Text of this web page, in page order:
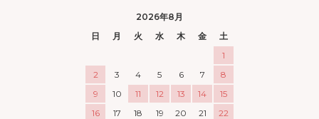
2026年8月
日
月 火 水 木 金
土
1
2
3 4 5 6 7
8
9
10 11 12 13 14
15
16
17 18 19 20 21
22